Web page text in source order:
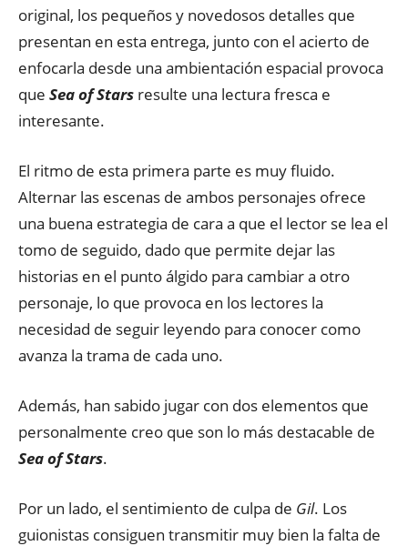
original, los pequeños y novedosos detalles que
presentan en esta entrega, junto con el acierto de
enfocarla desde una ambientación espacial provoca
que Sea of Stars resulte una lectura fresca e
interesante.
El ritmo de esta primera parte es muy fluido.
Alternar las escenas de ambos personajes ofrece
una buena estrategia de cara a que el lector se lea el
tomo de seguido, dado que permite dejar las
historias en el punto álgido para cambiar a otro
personaje, lo que provoca en los lectores la
necesidad de seguir leyendo para conocer como
avanza la trama de cada uno.
Además, han sabido jugar con dos elementos que
personalmente creo que son lo más destacable de
Sea of Stars.
Por un lado, el sentimiento de culpa de Gil. Los
guionistas consiguen transmitir muy bien la falta de